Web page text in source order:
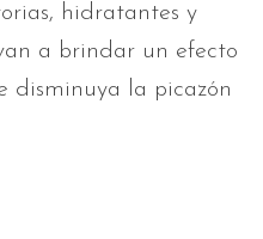
hidratantes y
a brindar un efecto
disminuya la picazón